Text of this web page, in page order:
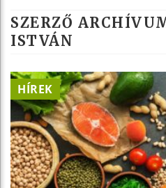
SZERZŐ
ISTVÁN
HÍREK